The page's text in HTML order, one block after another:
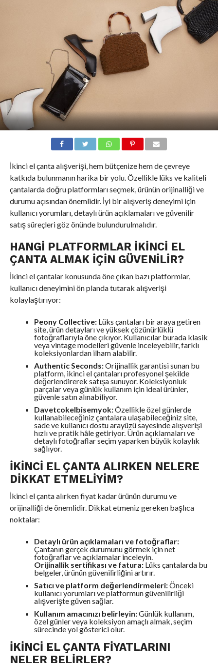
İkinci el çanta alışverişi, hem bütçenize hem de çevreye
katkıda bulunmanın harika bir yolu. Özellikle lüks ve kaliteli
çantalarda doğru platformları seçmek, ürünün orijinalliği ve
durumu açısından önemlidir. İyi bir alışveriş deneyimi için
kullanıcı yorumları, detaylı ürün açıklamaları ve güvenilir
satış süreçleri göz önünde bulundurulmalıdır.
HANGI PLATFORMLAR İKINCI EL
ÇANTA ALMAK İÇIN GÜVENILIR?
İkinci el çantalar konusunda öne çıkan bazı platformlar,
kullanıcı deneyimini ön planda tutarak alışverişi
kolaylaştırıyor:
Peony Collective:Lüks çantaları bir araya getiren
site, ürün detayları ve yüksek çözünürlüklü
fotoğraflarıyla öne çıkıyor. Kullanıcılar burada klasik
veya vintage modelleri güvenle inceleyebilir, farklı
koleksiyonlardan ilham alabilir.
Authentic Seconds:Orijinallik garantisi sunan bu
platform, ikinci el çantaları profesyonel şekilde
değerlendirerek satışa sunuyor. Koleksiyonluk
parçalar veya günlük kullanım için ideal ürünler,
güvenle satın alınabiliyor.
Davetcokelbisemyok:Özellikle özel günlerde
kullanabileceğiniz çantalara ulaşabileceğiniz site,
sade ve kullanıcı dostu arayüzü sayesinde alışverişi
hızlı ve pratik hâle getiriyor. Ürün açıklamaları ve
detaylı fotoğraflar seçim yaparken büyük kolaylık
sağlıyor.
İKINCI EL ÇANTA ALIRKEN NELERE
DIKKAT ETMELIYIM?
İkinci el çanta alırken fiyat kadar ürünün durumu ve
orijinalliği de önemlidir. Dikkat etmeniz gereken başlıca
noktalar:
Detaylı ürün açıklamaları ve fotoğraflar:
Çantanın gerçek durumunu görmek için net
fotoğraflar ve açıklamalar inceleyin.
Orijinallik sertifikası ve fatura:Lüks çantalarda bu
belgeler, ürünün güvenilirliğini artırır.
Satıcı ve platform değerlendirmeleri:Önceki
kullanıcı yorumları ve platformun güvenilirliği
alışverişte güven sağlar.
Kullanım amacınızı belirleyin:Günlük kullanım,
özel günler veya koleksiyon amaçlı almak, seçim
sürecinde yol gösterici olur.
İKINCI EL ÇANTA FIYATLARINI
NELER BELIRLER?